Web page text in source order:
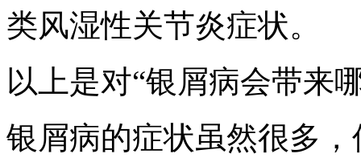
类风湿性关节炎症状。
以上是对“银屑病会带来
银屑病的症状虽然很多